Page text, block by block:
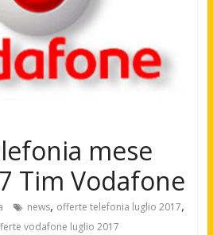
mese
Tim Vodafone
news, offerte telefonia luglio 2017,
vodafone luglio 2017